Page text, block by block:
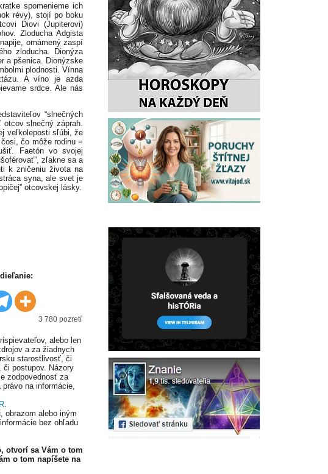
spomenieme ich
révy), stojí po boku
Diovi (Jupiterovi)
Zloducha Adgista
omámený zaspí
zloducha. Dionýza
a pšenica. Dionýzske
plodnosti. Vínna
A víno je azda
srdce. Ale nás
“slnečných
otcov slnečný záprah.
veľkoleposti sľúbi, že
čo môže rodinu =
Faetón vo svojej
zľakne sa a
k zničeniu života na
syna, ale svet je
otcovskej lásky.
3 780 pozretí
alebo len
a za žiadnych
starostlivosť, či
či postupov. Názory
zodpovednosť za
na informácie,
.
obrazom alebo iným
bez ohľadu
otvorí sa Vám o tom
o tom napíšete na